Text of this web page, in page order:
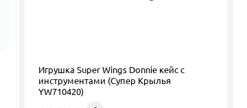
Игрушка Super Wings Donnie кейс с
инструментами (Супер Крылья
YW710420)